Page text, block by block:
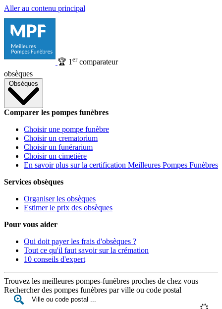
Aller au contenu principal
🏆 1 ercomparateur
obsèques
Obsèques
Comparer les pompes funèbres
Choisir une pompe funèbre
Choisir un crematorium
Choisir un funérarium
Choisir un cimetière
En savoir plus sur la certification Meilleures Pompes Funèbres
Services obsèques
Organiser les obsèques
Estimer le prix des obsèques
Pour vous aider
Qui doit payer les frais d'obsèques ?
Tout ce qu'il faut savoir sur la crémation
10 conseils d'expert
Trouvez les meilleures pompes-funèbres proches de chez vous
Rechercher des pompes funèbres par ville ou code postal